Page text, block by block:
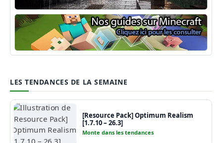
Shaders Minecraft
Guide Minecraft
LES TENDANCES DE LA SEMAINE
[Resource Pack] Optimum Realism
[1.7.10 – 26.3]
Monte dans les tendances